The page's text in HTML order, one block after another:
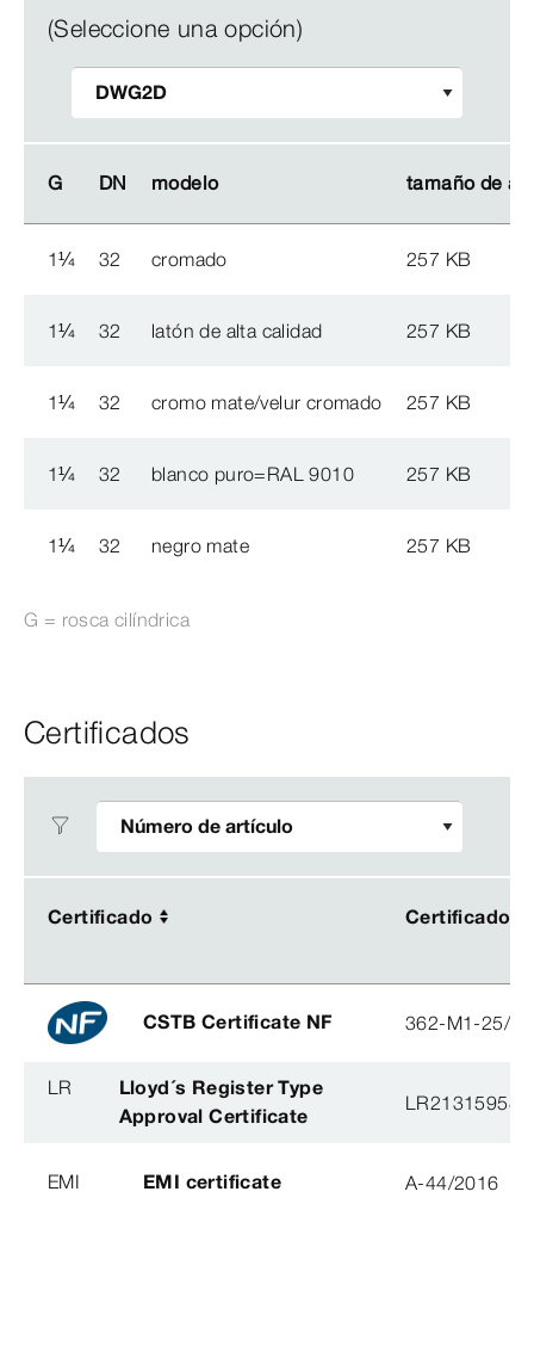
(Seleccione una opción)
G DN modelo tamaño de
G DN modelo tamaño de
1¼ 32 cromado 257 KB
1¼ 32 latón de alta calidad 257 KB
1¼ 32 cromo mate/velur cromado 257 KB
1¼ 32 blanco puro=RAL 9010 257 KB
1¼ 32 negro mate 257 KB
G = rosca cilíndrica
Certificados
Certificado Certificado
Certificado Certificado
CSTB Certificate NF 362-M1-25/2
LR
Lloyd´s Register Type
Approval Certificate
EMI EMI certificate A-44/2016